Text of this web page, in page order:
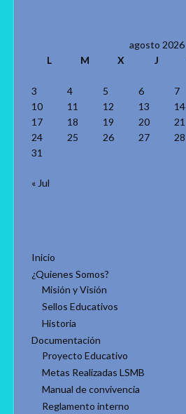
agosto 2026
L
M X J
3
4 5 6 7
10
11 12 13 14
17
18 19 20 21
24
25 26 27 28
31
« Jul
Inicio
¿Quienes Somos?
Misión y Visión
Sellos Educativos
Historia
Documentación
Proyecto Educativo
Metas Realizadas LSMB
Manual de convivencia
Reglamento interno